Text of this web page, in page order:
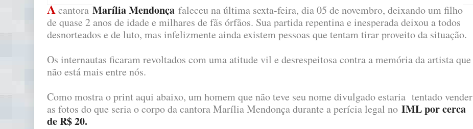
Acantora Marília Mendonça faleceu na última sexta-feira, dia 05 de novembro, deixando um filho
de quase 2 anos de idade e milhares de fãs órfãos. Sua partida repentina e inesperada deixou a todos
desnorteados e de luto, mas infelizmente ainda existem pessoas que tentam tirar proveito da situação.
Os internautas ficaram revoltados com uma atitude vil e desrespeitosa contra a memória da artista que
não está mais entre nós.
Como mostra o print aqui abaixo, um homem que não teve seu nome divulgado estaria tentado vender
as fotos do que seria o corpo da cantora Marília Mendonça durante a perícia legal no IML por cerca
de R$ 20.